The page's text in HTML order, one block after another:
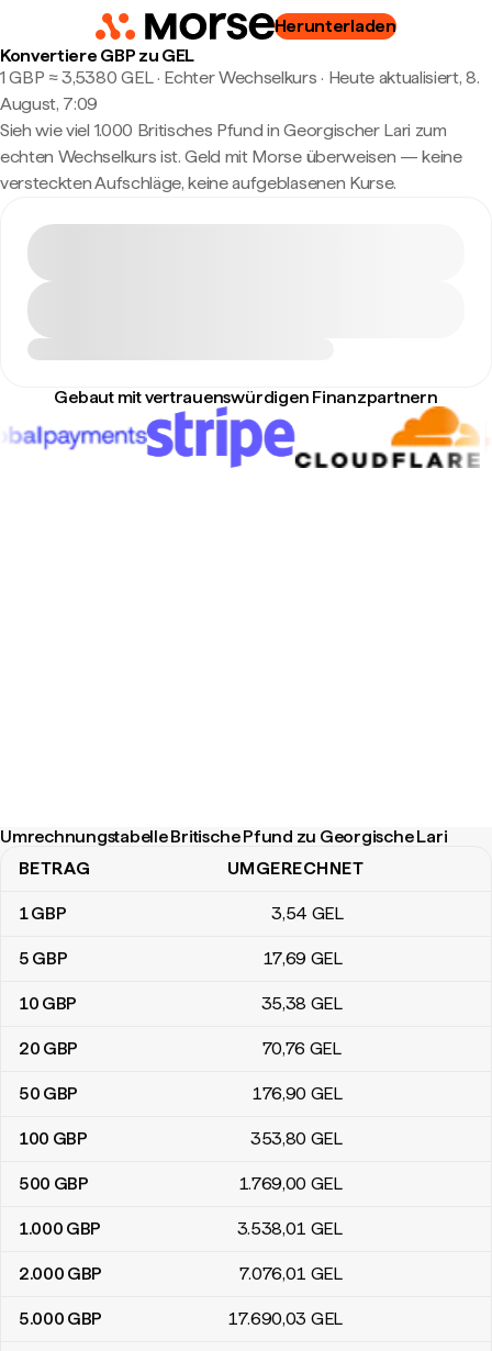
Herunterladen
Konvertiere GBP zu GEL
1 GBP ≈ 3,5380 GEL · Echter Wechselkurs · Heute aktualisiert, 8.
August, 7:09
Sieh wie viel 1.000 Britisches Pfund in Georgischer Lari zum
echten Wechselkurs ist. Geld mit Morse überweisen — keine
versteckten Aufschläge, keine aufgeblasenen Kurse.
Gebaut mit vertrauenswürdigen Finanzpartnern
Umrechnungstabelle Britische Pfund zu Georgische Lari
Umrechnungstabelle Britische Pfund zu Georgische Lari
BETRAG UMGERECHNET
1GBP 3,54 GEL
5 GBP 17,69 GEL
10 GBP 35,38 GEL
20 GBP 70,76 GEL
50 GBP 176,90 GEL
100 GBP 353,80 GEL
500 GBP 1.769,00 GEL
1.000 GBP 3.538,01 GEL
2.000 GBP 7.076,01 GEL
5.000 GBP 17.690,03 GEL